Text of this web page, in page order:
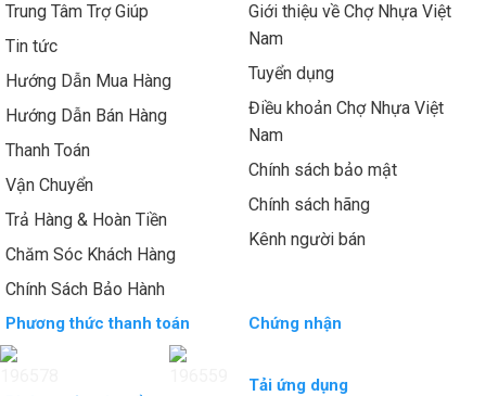
Trung Tâm Trợ Giúp
Tin tức
Hướng Dẫn Mua Hàng
Hướng Dẫn Bán Hàng
Thanh Toán
Vận Chuyển
Trả Hàng & Hoàn Tiền
Chăm Sóc Khách Hàng
Chính Sách Bảo Hành
Giới thiệu về Chợ Nhựa Việt
Nam
Tuyển dụng
Điều khoản Chợ Nhựa Việt
Nam
Chính sách bảo mật
Chính sách hãng
Kênh người bán
Phương thức thanh toán Chứng nhận
Tải ứng dụng